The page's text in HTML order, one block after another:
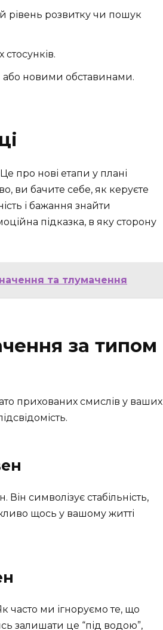
рівень розвитку чи пошук
або новими обставинами.
про нові етапи у плані
ви бачите себе, як керуєте
і бажання знайти
підказка, в яку сторону
та тлумачення
за типом
прихованих смислів у ваших
символізує стабільність,
щось у вашому житті
ми ігноруємо те, що
залишати це “під водою”,